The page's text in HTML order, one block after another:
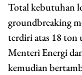
Total kebutuhan
groundbreaking
terdiri atas 18 ton
Menteri Energi
kemudian